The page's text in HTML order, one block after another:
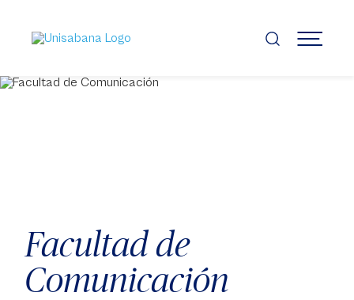
contenido
principal
MENÚ
Facultad de
Comunicación